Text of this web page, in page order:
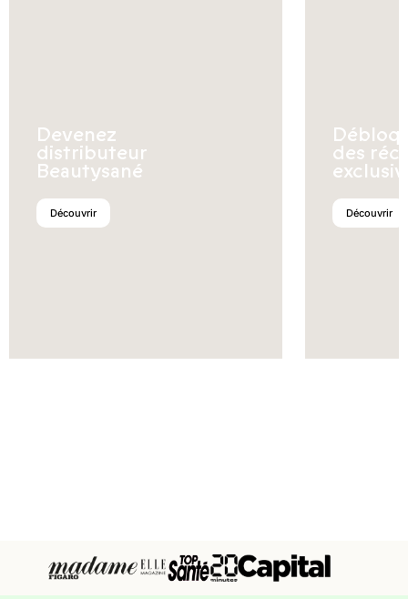
Devenez
distributeur
Beautysané
Découvrir
des
Découvrir